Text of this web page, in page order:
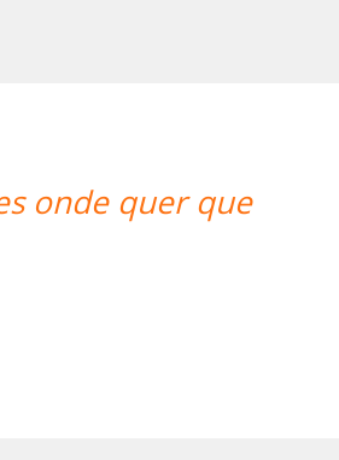
recomendado.””